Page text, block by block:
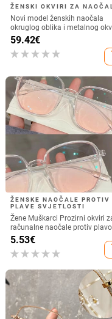
ŽENSKI OKVIRI ZA
Novi model ženskih naočala
okruglog oblika i metalnog
59.42€
ŽENSKE NAOČALE PROTIV
PLAVE SVJETLOSTI
Žene Muškarci Prozirni okviri
računalne naočale protiv
svjetla Okrugle naočale za
blokiranje naočala Naočale za
optičke naočale
5.53€